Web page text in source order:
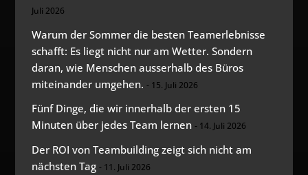
Juli 2026
Warum der Sommer die besten Teamerlebnisse
schafft: Es liegt nicht nur am Wetter. Sondern
daran, wie Menschen ausserhalb des Büros
miteinander umgehen.
15. Juli 2026
Fünf Dinge, die wir innerhalb der ersten 15
Minuten über jedes Team lernen
14. Juli 2026
Der ROI von Teambuilding zeigt sich nicht am
nächsten Tag
11. Juli 2026